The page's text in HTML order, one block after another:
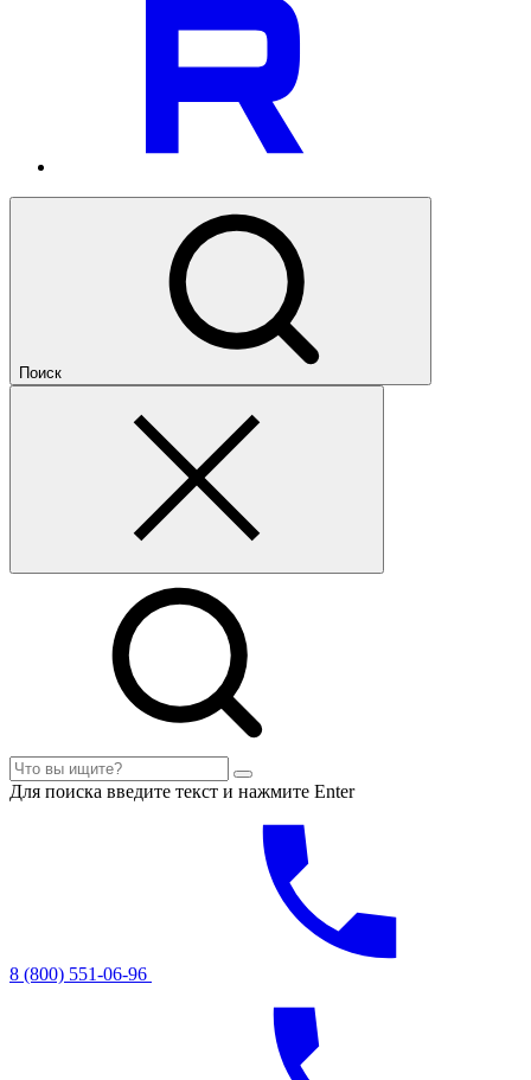
Поиск
Для поиска введите текст и нажмите Enter
8 (800) 551-06-96